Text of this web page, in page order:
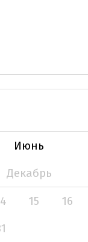
Июнь
Декабрь
15 16